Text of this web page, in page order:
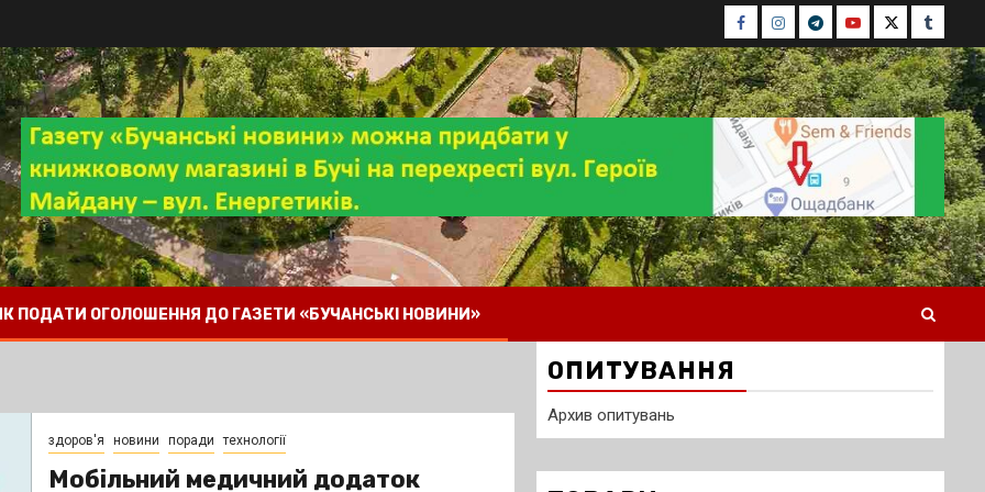
Facebook
Instagram
TelegramYoutubeTwitterTumblr
ПОДАТИ ОГОЛОШЕННЯ ДО ГАЗЕТИ «БУЧАНСЬКІ НОВИНИ»
здоров'я новини поради технології
Мобільний медичний додаток
ОПИТУВАННЯ
Архив опитувань